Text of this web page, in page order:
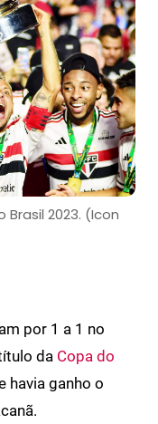
2023. (Icon
por 1 a 1 no
da Copa do
havia ganho o